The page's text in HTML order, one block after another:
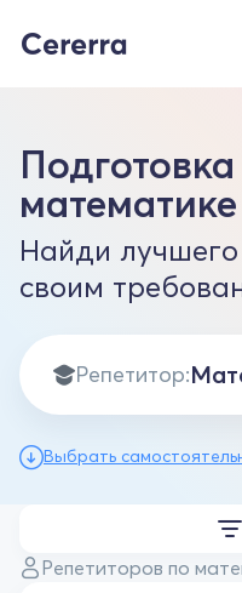
математике
Найди
своим
Репетитор:
Выбрать
Репетиторов по